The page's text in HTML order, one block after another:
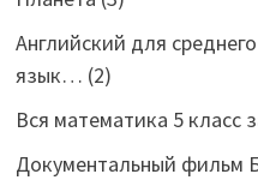
Английский для
язык… (2)
Вся математика 5 класс
Документальный фильм